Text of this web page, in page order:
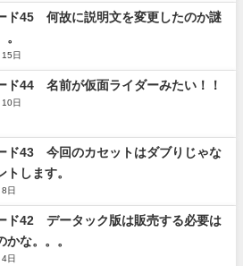
ド45 何故に説明文を変更したのか謎
。
日
ド44 名前が仮面ライダーみたい！！
日
ド43 今回のカセットはダブりじゃな
トします。
日
ド42 データック版は販売する必要は
かな。。。
日